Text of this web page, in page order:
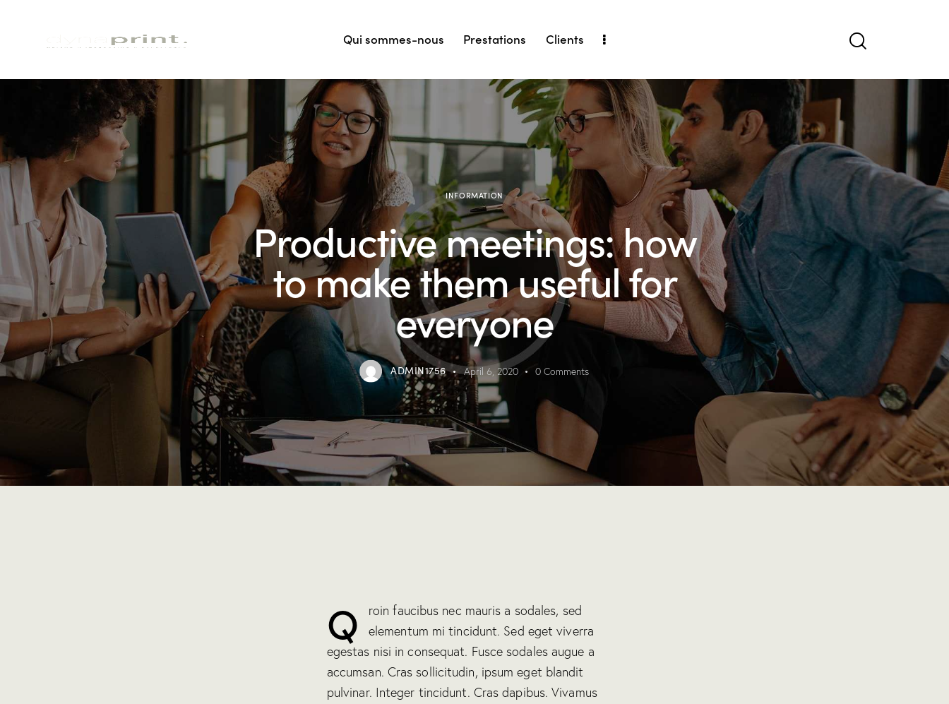
Qui sommes-nous Prestations Clients
INFORMATION
Productive meetings: how
to make them useful for
everyone
ADMIN1756 April 6, 2020 0 Comments
Q
roin faucibus nec mauris a sodales, sed
elementum mi tincidunt. Sed eget viverra
egestas nisi in consequat. Fusce sodales augue a
accumsan. Cras sollicitudin, ipsum eget blandit
pulvinar. Integer tincidunt. Cras dapibus. Vivamus